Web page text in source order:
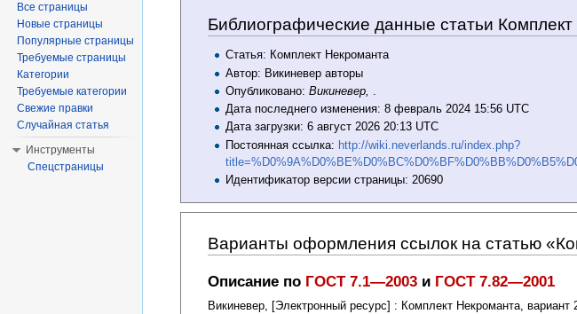
Библиографические данные статьи
Статья: Комплект Некроманта
Автор: Викиневер авторы
Опубликовано:Викиневер,
Дата последнего изменения: 8 февраль 2024 15:56 UTC
Дата загрузки: 6 август 2026 20:13 UTC
Постоянная ссылка: http://wiki.neverlands.ru/index.php?
Идентификатор версии страницы: 20690
Варианты оформления ссылок на статью
Описание по ГОСТ 7.1—2003и ГОСТ 7.82—2001
Викиневер, [Электронный ресурс] : Комплект Некроманта,
Все страницы
Новые страницы
Популярные страницы
Требуемые страницы
Категории
Требуемые категории
Свежие правки
Случайная статья
Инструменты
Спецстраницы